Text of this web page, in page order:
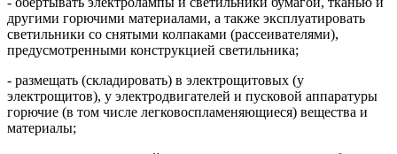
другими горючими материалами, а также эксплуатировать
светильники со снятыми колпаками (рассеивателями),
предусмотренными конструкцией светильника;
- размещать (складировать) в электрощитовых (у
электрощитов), у электродвигателей и пусковой аппаратуры
горючие (в том числе легковоспламеняющиеся) вещества и
материалы;